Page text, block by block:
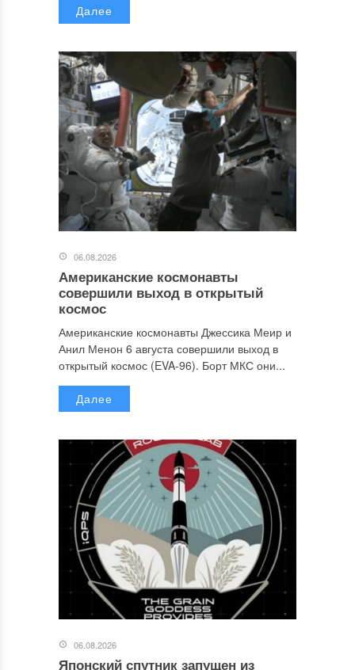
Далее
06.08.2026
Американские космонавты
совершили выход в открытый
космос
Американские космонавты Джессика Меир и
Анил Менон 6 августа совершили выход в
открытый космос (EVA-96). Борт МКС они...
Далее
06.08.2026
Японский спутник запущен из